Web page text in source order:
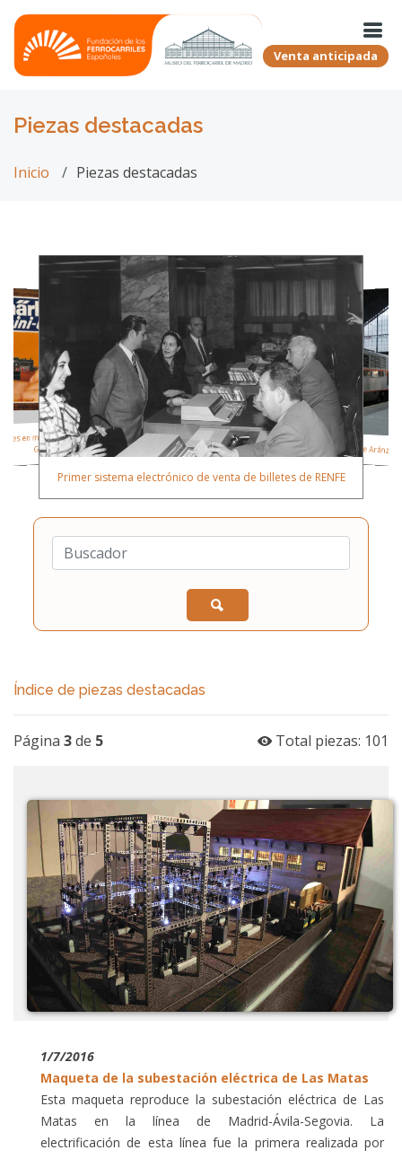
Venta anticipada
Piezas destacadas
Inicio Piezas destacadas
Primer sistema electrónico de venta de billetes de RENFE
Talgo II “Virgen de
en miniatura “Luis Santiago Aguado
Giralda”
Índice de piezas destacadas
Página 3de 5 Total piezas: 101
1/7/2016
Maqueta de la subestación eléctrica de Las Matas
Esta maqueta reproduce la subestación eléctrica de Las
Matas en la línea de Madrid-Ávila-Segovia. La
electrificación de esta línea fue la primera realizada por